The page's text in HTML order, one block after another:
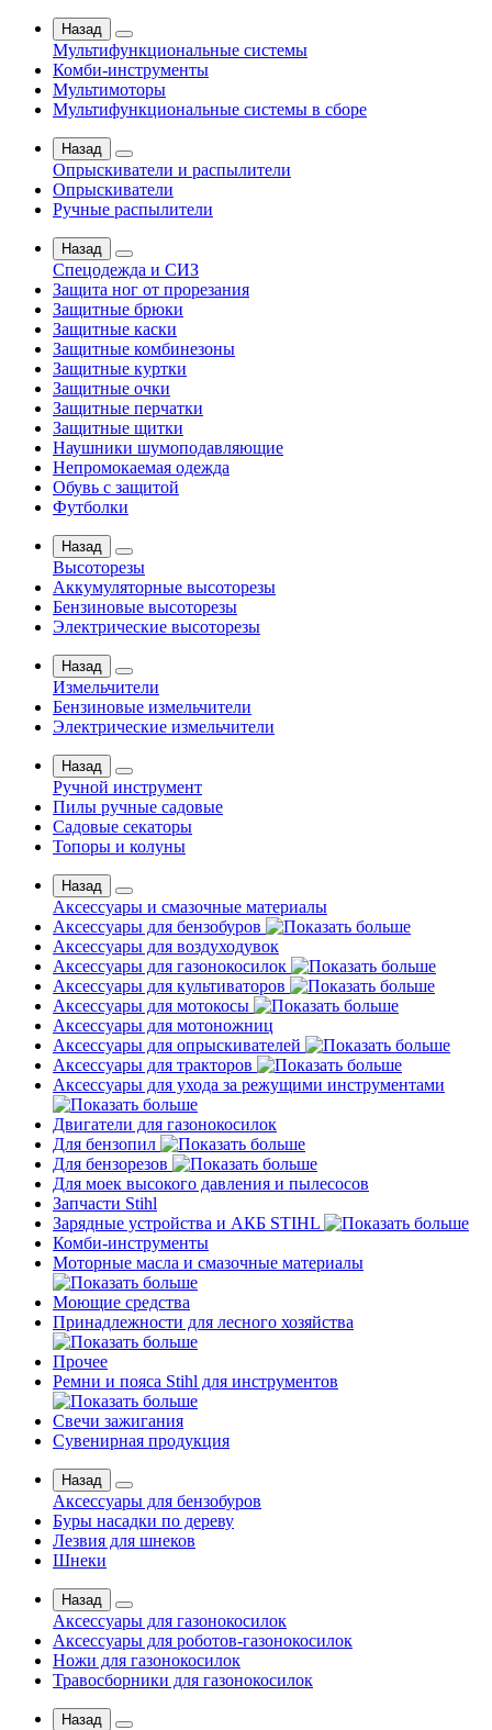
Назад
Мультифункциональные системы
Комби-инструменты
Мультимоторы
Мультифункциональные системы в сборе
Назад
Опрыскиватели и распылители
Опрыскиватели
Ручные распылители
Назад
Спецодежда и СИЗ
Защита ног от прорезания
Защитные брюки
Защитные каски
Защитные комбинезоны
Защитные куртки
Защитные очки
Защитные перчатки
Защитные щитки
Наушники шумоподавляющие
Непромокаемая одежда
Обувь с защитой
Футболки
Назад
Высоторезы
Аккумуляторные высоторезы
Бензиновые высоторезы
Электрические высоторезы
Назад
Измельчители
Бензиновые измельчители
Электрические измельчители
Назад
Ручной инструмент
Пилы ручные садовые
Садовые секаторы
Топоры и колуны
Назад
Аксессуары и смазочные материалы
Аксессуары для бензобуров
Аксессуары для воздуходувок
Аксессуары для газонокосилок
Аксессуары для культиваторов
Аксессуары для мотокосы
Аксессуары для мотоножниц
Аксессуары для опрыскивателей
Аксессуары для тракторов
Аксессуары для ухода за режущими инструментами
Двигатели для газонокосилок
Для бензопил
Для бензорезов
Для моек высокого давления и пылесосов
Запчасти Stihl
Зарядные устройства и АКБ STIHL
Комби-инструменты
Моторные масла и смазочные материалы
Моющие средства
Принадлежности для лесного хозяйства
Прочее
Ремни и пояса Stihl для инструментов
Свечи зажигания
Сувенирная продукция
Назад
Аксессуары для бензобуров
Буры насадки по дереву
Лезвия для шнеков
Шнеки
Назад
Аксессуары для газонокосилок
Аксессуары для роботов-газонокосилок
Ножи для газонокосилок
Травосборники для газонокосилок
Назад